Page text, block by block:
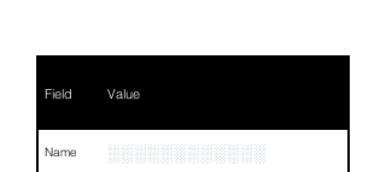
Field Value
Name ░░░░░░░░░░░░